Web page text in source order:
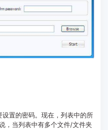
置的密码。现在，列表中的所
，当列表中有多个文件/文件夹